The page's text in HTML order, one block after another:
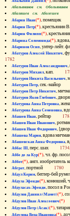
Абальянинов см. Обольянинов
Абаляшев см. Аболешев
Абарин Иван(*), помещик
Абарин Петр(*),
Абарин Филипп(*),
Абарина Соломонида(*),
Абаринов Осип, унтер-
Абатуров Алексей Никитич,
1782
Абатуров Иван Александрович
Абатуров Михаил, кап.
Абатуров Никита Васильевич,
Абатуров Петр, сек.-майор
Абатуров Петр Никитич,
Абатуров Яков Глебович,
Абатурова Анна Петровна,
Абатурова Анна Семеновна,
Абашев Иван, рейтар
Абашев Иван Иванович,
Абашев Иван Федорович,
Абашева Мария, вдова
Абашевская Анна Федоровна,
Аббас III, перс. шах
Аббе де ла Кур(*), чл. фр.
Аббот(*), англ.
Абграт, портной 1780
Абдул Керим, беглер-бей
Абдула Эфенди(*), конюший,
Абдуласах-Эфенди, посол в
Абдулов Даниил (Мамет)(*),
Абдулов Иван Алексеевич(*)
Абдулов Петр (Асак)(*),
Абдулова Вера Ивановна(*),